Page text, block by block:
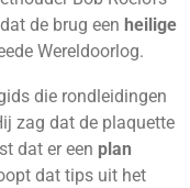
de brug een heilige
Wereldoorlog.
die rondleidingen
zag dat de plaquette
dat er een plan
dat tips uit het